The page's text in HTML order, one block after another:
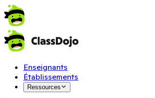
Enseignants
Établissements
Ressources